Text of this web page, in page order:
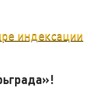
индексации